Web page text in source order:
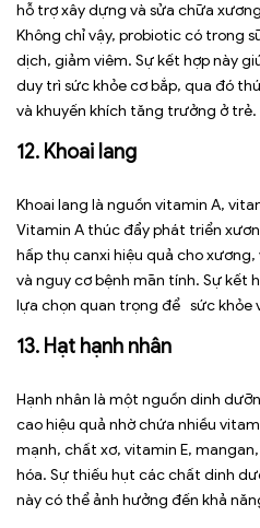
hỗ trợ xây dựng và sửa chữa
Không chỉ vậy, probiotic có trong
dịch, giảm viêm. Sự kết hợp này
duy trì sức khỏe cơ bắp, qua đó
và khuyến khích tăng trưởng ở trẻ.
12. Khoai lang
Khoai lang là nguồn vitamin A,
Vitamin A thúc đẩy phát triển
hấp thụ canxi hiệu quả cho
và nguy cơ bệnh mãn tính. Sự kết
lựa chọn quan trọng để sức khỏe
13. Hạt hạnh nhân
Hạnh nhân là một nguồn dinh
cao hiệu quả nhờ chứa nhiều
mạnh, chất xơ, vitamin E,
hóa. Sự thiếu hụt các chất dinh
này có thể ảnh hưởng đến khả